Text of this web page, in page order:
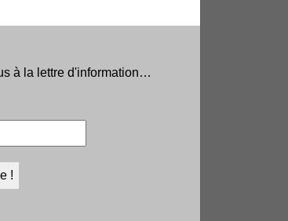
à la lettre d'information…